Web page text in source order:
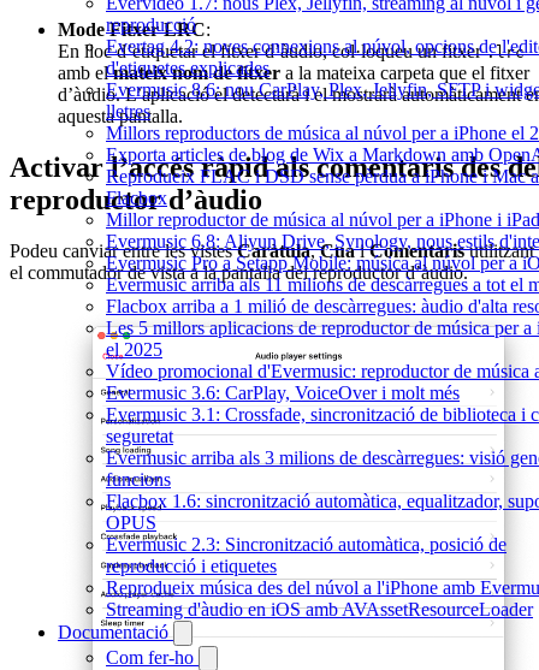
reproducció
Evertag 4.2: noves connexions al núvol, opcions de
d'etiquetes explicades
Evermusic 8.6: nou CarPlay, Plex, Jellyfin, SFTP i
lletres
Millors reproductors de música al núvol per a iPhone el
Exporta articles de blog de Wix a Markdown amb
Reprodueix FLAC i DSD sense pèrdua a iPhone i Mac
Flacbox
Millor reproductor de música al núvol per a iPhone i iPad
Evermusic 6.8: Aliyun Drive, Synology, nous estils
Evermusic Pro a Setapp Mobile: música al núvol per a
Evermusic arriba als 11 milions de descàrregues a tot el
Flacbox arriba a 1 milió de descàrregues: àudio d'alta
Les 5 millors aplicacions de reproductor de música per a
el 2025
Vídeo promocional d'Evermusic: reproductor de música
Evermusic 3.6: CarPlay, VoiceOver i molt més
Evermusic 3.1: Crossfade, sincronització de biblioteca i
seguretat
Evermusic arriba als 3 milions de descàrregues: visió
funcions
Flacbox 1.6: sincronització automàtica, equalitzador,
OPUS
Evermusic 2.3: Sincronització automàtica, posició de
reproducció i etiquetes
Reprodueix música des del núvol a l'iPhone amb
Streaming d'àudio en iOS amb AVAssetResourceLoader
Documentació
Com fer-ho
Mode Fitxer LRC:
En lloc d’etiquetar el fitxer d’àudio, col·loqueu un fitxer.lrc
amb elmateix nom de fitxer a la mateixa carpeta que el fitxer
d’àudio. L’aplicació el detectarà i el mostrarà automàticament
aquesta pantalla.
Activar l’accés ràpid als comentaris des
reproductor d’àudio
Podeu canviar entre les vistesCaràtula,CuaiComentarisutilitzant
el commutador de vista a la pantalla del reproductor d’àudio.